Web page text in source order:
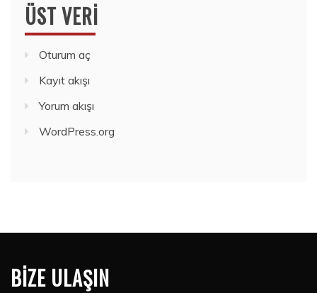
ÜST VERI
Oturum aç
Kayıt akışı
Yorum akışı
WordPress.org
BIZE ULAŞIN